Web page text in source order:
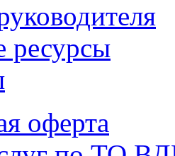
ресурсы
оферта